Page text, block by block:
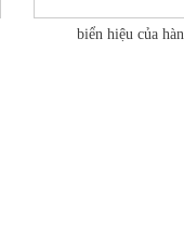
biển hiệu của